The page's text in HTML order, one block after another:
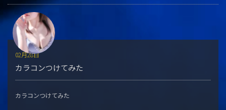
カラコンつけてみた
02月28日
カラコンつけてみた